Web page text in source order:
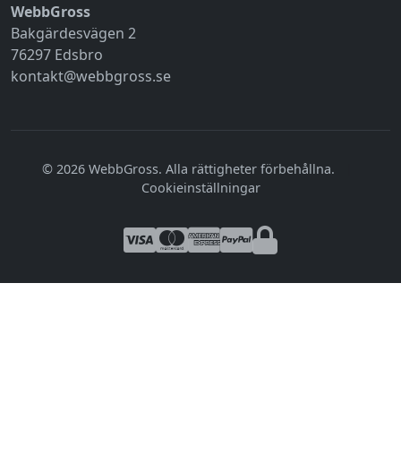
WebbGross
Bakgärdesvägen 2
76297 Edsbro
kontakt@webbgross.se
© 2026 WebbGross. Alla rättigheter förbehållna.
Cookieinställningar